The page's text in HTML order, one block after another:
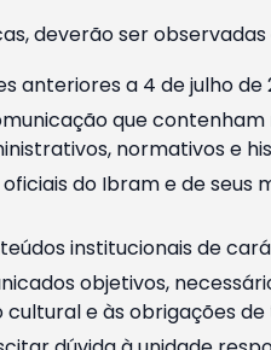
deverão ser
a 4 de julho
que
normativos e
do Ibram e de seus
institucionais de
objetivos,
e às obrigações